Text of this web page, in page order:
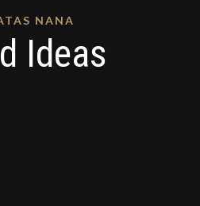
NANA
Ideas